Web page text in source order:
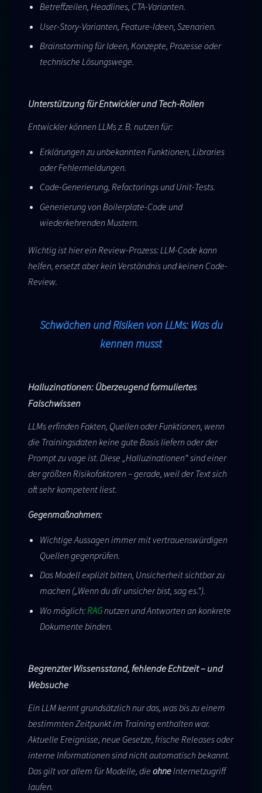
Betreffzeilen, Headlines, CTA-Varianten.
User-Story-Varianten, Feature-Ideen, Szenarien.
Brainstorming für Ideen, Konzepte, Prozesse oder
technische Lösungswege.
Unterstützung für Entwickler und Tech-Rollen
Entwickler können LLMs z. B. nutzen für:
Erklärungen zu unbekannten Funktionen, Libraries
oder Fehlermeldungen.
Code-Generierung, Refactorings und Unit-Tests.
Generierung von Boilerplate-Code und
wiederkehrenden Mustern.
Wichtig ist hier ein Review-Prozess: LLM-Code kann
helfen, ersetzt aber kein Verständnis und keinen Code-
Review.
Schwächen und Risiken von LLMs: Was du
kennen musst
Halluzinationen: Überzeugend formuliertes
Falschwissen
LLMs erfinden Fakten, Quellen oder Funktionen, wenn
die Trainingsdaten keine gute Basis liefern oder der
Prompt zu vage ist. Diese „Halluzinationen“ sind einer
der größten Risikofaktoren – gerade, weil der Text sich
oft sehr kompetent liest.
Gegenmaßnahmen:
Wichtige Aussagen immer mit vertrauenswürdigen
Quellen gegenprüfen.
Das Modell explizit bitten, Unsicherheit sichtbar zu
machen („Wenn du dir unsicher bist, sag es.“).
Wo möglich: RAGnutzen und Antworten an konkrete
Dokumente binden.
Begrenzter Wissensstand, fehlende Echtzeit – und
Websuche
Ein LLM kennt grundsätzlich nur das, was bis zu einem
bestimmten Zeitpunkt im Training enthalten war.
Aktuelle Ereignisse, neue Gesetze, frische Releases oder
interne Informationen sind nicht automatisch bekannt.
Das gilt vor allem für Modelle, die ohne Internetzugriff
laufen.